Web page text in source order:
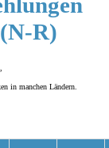
R)
in manchen Ländern.